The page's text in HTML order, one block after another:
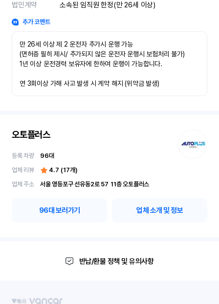
법인계약
소속된 임직원 한정(만 26세 이상)
추가 코멘트
만 26세 이상 제 2 운전자 추가시 운행 가능
(면허증 필히 제시/ 추가되지 않은 운전자 운행시 보험처리 불가)
1년 이상 운전경력 보유자에 한하여 운행이 가능합니다.
연 3회이상 가해 사고 발생 시 계약 해지 (위약금 발생)
오토플러스
등록 차량 96대
업체 리뷰
4.7 (17개)
업체 주소
서울 영등포구 선유동2로 57	11층 오토플러스
96대 보러가기 업체 소개 및 정보
반납/환불 정책 및 유의사항